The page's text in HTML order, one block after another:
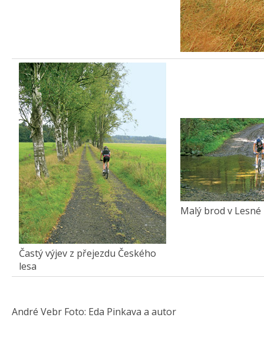
Častý výjev z přejezdu Českého
lesa
Malý brod v Lesné
André Vebr Foto: Eda Pinkava a autor